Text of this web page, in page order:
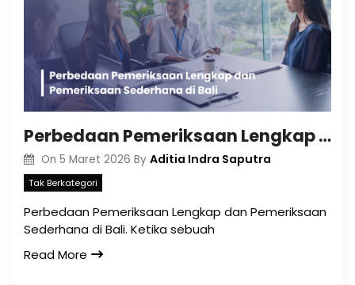
Perbedaan Pemeriksaan Lengkap dan Pemeriksaan Sederhana di Bali
On 5 Maret 2026 By Aditia Indra Saputra
Tak Berkategori
Perbedaan Pemeriksaan Lengkap dan Pemeriksaan
Sederhana di Bali. Ketika sebuah
Read More